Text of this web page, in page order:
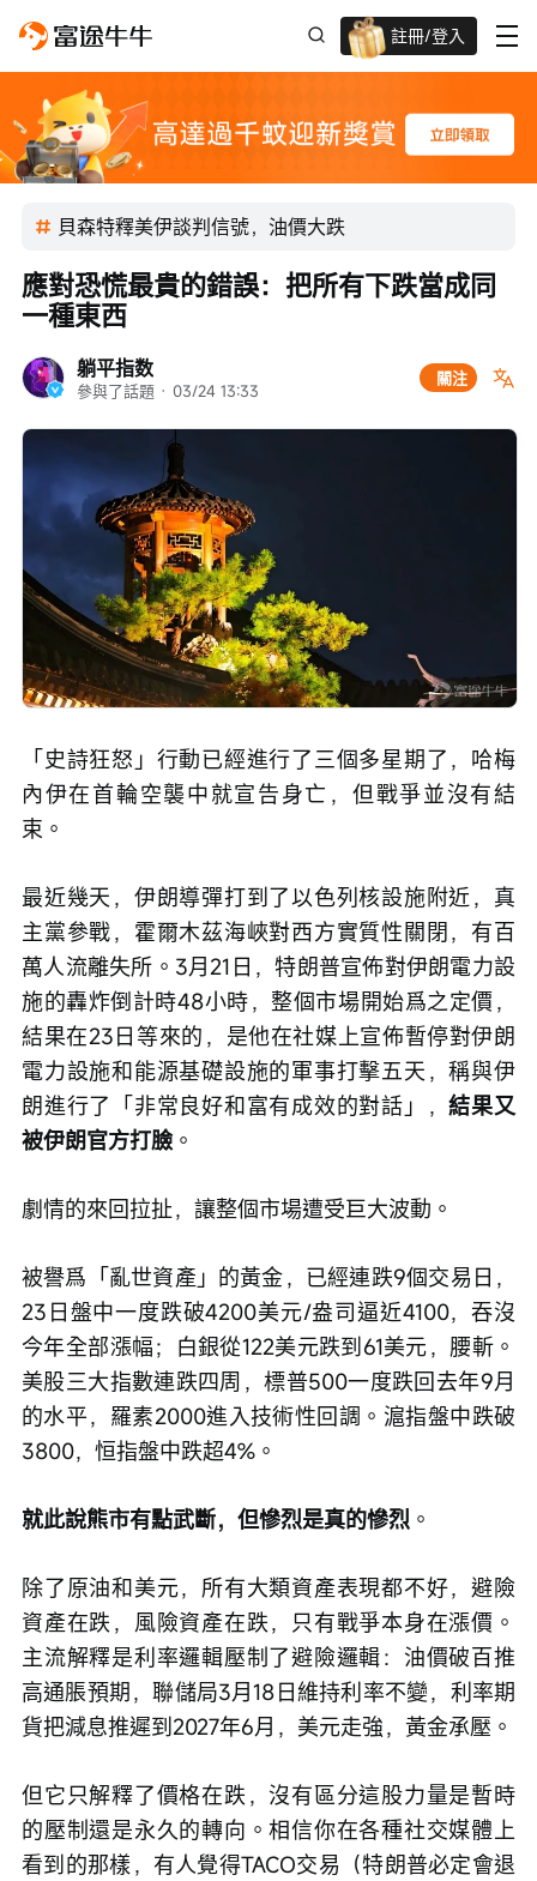
註冊/登入
迎新驚喜賞 股票/BTC等任你揀!
貝森特釋美伊談判信號，油價大跌
躺平指数
參與了話題 · 03/24 13:33
關注
應對恐慌最貴的錯誤：把所有下跌當成同
一種東西
「史詩狂怒」行動已經進行了三個多星期了，哈梅
內伊在首輪空襲中就宣告身亡，但戰爭並沒有結
束。
最近幾天，伊朗導彈打到了以色列核設施附近，真
主黨參戰，霍爾木茲海峽對西方實質性關閉，有百
萬人流離失所。3月21日，特朗普宣佈對伊朗電力設
施的轟炸倒計時48小時，整個市場開始爲之定價，
結果在23日等來的，是他在社媒上宣佈暫停對伊朗
電力設施和能源基礎設施的軍事打擊五天，稱與伊
朗進行了「非常良好和富有成效的對話」，結果又
被伊朗官方打臉 。
劇情的來回拉扯，讓整個市場遭受巨大波動。
被譽爲「亂世資產」的黃金，已經連跌9個交易日，
23日盤中一度跌破4200美元/盎司逼近4100，吞沒
今年全部漲幅；白銀從122美元跌到61美元，腰斬。
美股三大指數連跌四周，標普500一度跌回去年9月
的水平，羅素2000進入技術性回調。滬指盤中跌破
3800，恒指盤中跌超4%。
就此說熊市有點武斷，但慘烈是真的慘烈 。
除了原油和美元，所有大類資產表現都不好，避險
資產在跌，風險資產在跌，只有戰爭本身在漲價。
主流解釋是利率邏輯壓制了避險邏輯：油價破百推
高通脹預期，聯儲局3月18日維持利率不變，利率期
貨把減息推遲到2027年6月，美元走強，黃金承壓。
但它只解釋了價格在跌，沒有區分這股力量是暫時
的壓制還是永久的轉向。相信你在各種社交媒體上
看到的那樣，有人覺得TACO交易（特朗普必定會退